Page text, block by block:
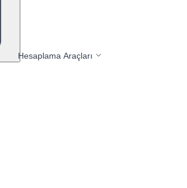
Hesaplama Araçları